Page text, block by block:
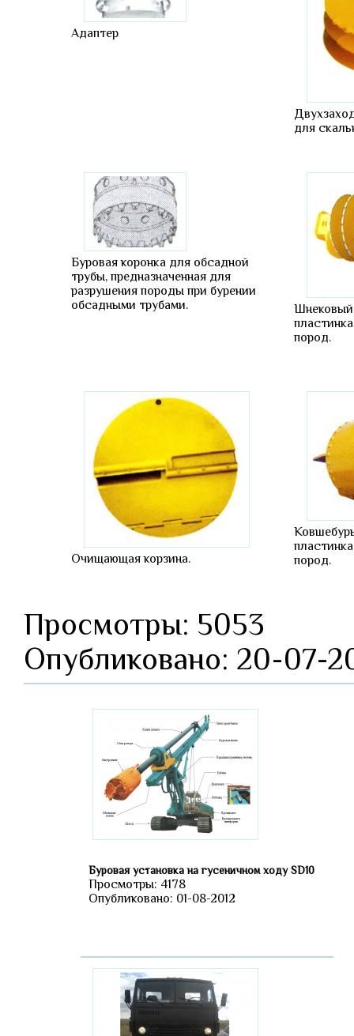
Адаптер
для
Буровая коронка для обсадной
трубы, предназначенная для
разрушения породы при бурении
обсадными трубами.
пород.
Очищающая корзина.
пород.
Просмотры: 5053
Опубликовано: 20-07-
Буровая установка на гусеничном ходу SD10
Просмотры: 4178
Опубликовано: 01-08-2012